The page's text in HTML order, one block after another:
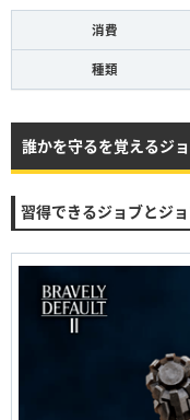
消費
種類
誰かを守るを覚えるジ
習得できるジョブとジ